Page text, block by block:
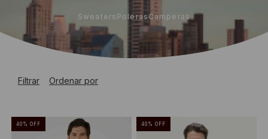
Sweaters Poleras Camperas
Filtrar Ordenar por
40 % OFF 40 % OFF